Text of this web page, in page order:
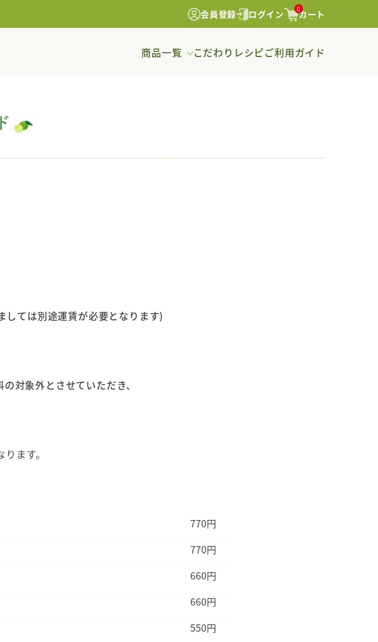
会員登録 ログイン 0カート
商品一覧 こだわり レシピご利用ガイド
ては別途運賃が必要となります)
対象外とさせていただき、
ます。
770円
770円
660円
660円
550円